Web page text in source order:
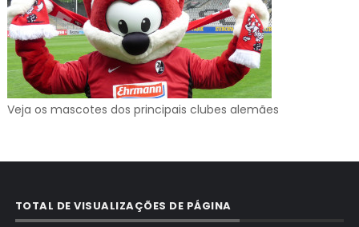
Veja os mascotes dos principais clubes alemães
TOTAL DE VISUALIZAÇÕES DE PÁGINA